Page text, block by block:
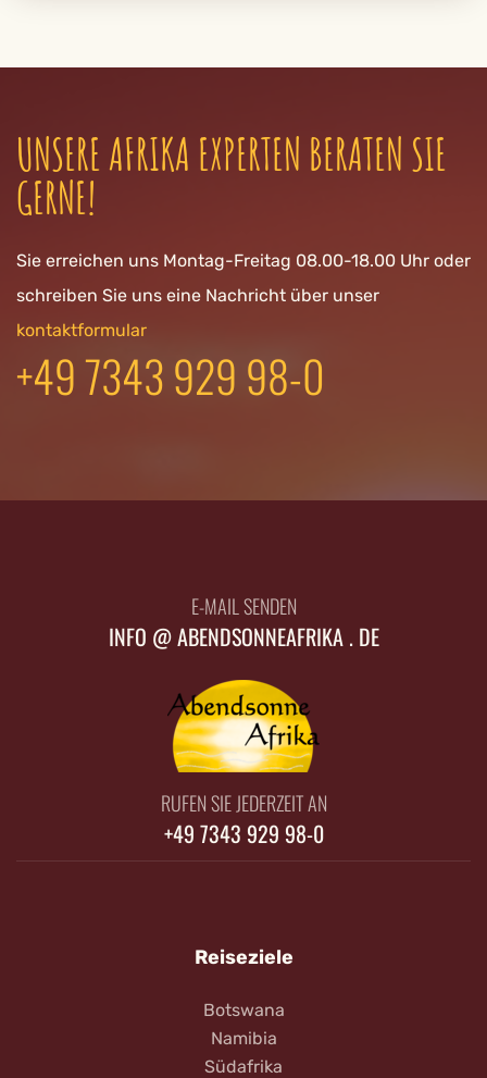
UNSERE AFRIKA EXPERTEN BERATEN SIE
GERNE!
Sie erreichen uns Montag-Freitag 08.00-18.00 Uhr oder
schreiben Sie uns eine Nachricht über unser
kontaktformular
+49 7343 929 98-0
E-MAIL SENDEN
INFO @ ABENDSONNEAFRIKA . DE
RUFEN SIE JEDERZEIT AN
+49 7343 929 98-0
Reiseziele
Botswana
Namibia
Südafrika